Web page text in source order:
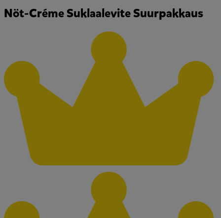
Nöt-Créme Suklaalevite Suurpakkaus